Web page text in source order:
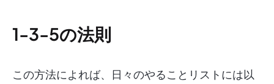
1-3-5の法則
この方法によれば、日々のやることリストには以